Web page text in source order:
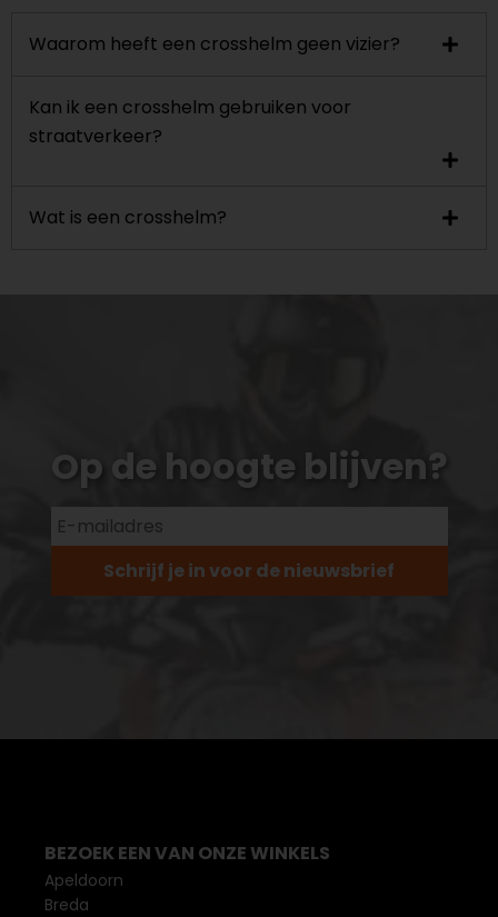
Waarom heeft een crosshelm geen vizier?
Kan ik een crosshelm gebruiken voor
straatverkeer?
Wat is een crosshelm?
Op de hoogte blijven?
Schrijf je in voor de nieuwsbrief
BEZOEK EEN VAN ONZE WINKELS
Apeldoorn
Breda